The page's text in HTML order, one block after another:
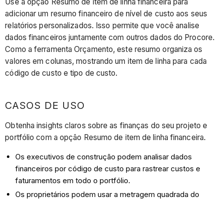
Use a opção Resumo de item de linha financeira para
adicionar um resumo financeiro de nível de custo aos seus
relatórios personalizados. Isso permite que você analise
dados financeiros juntamente com outros dados do Procore.
Como a ferramenta Orçamento, este resumo organiza os
valores em colunas, mostrando um item de linha para cada
código de custo e tipo de custo.
CASOS DE USO
Obtenha insights claros sobre as finanças do seu projeto e
portfólio com a opção Resumo de item de linha financeira.
Os executivos de construção podem analisar dados
financeiros por código de custo para rastrear custos e
faturamentos em todo o portfólio.
Os proprietários podem usar a metragem quadrada do